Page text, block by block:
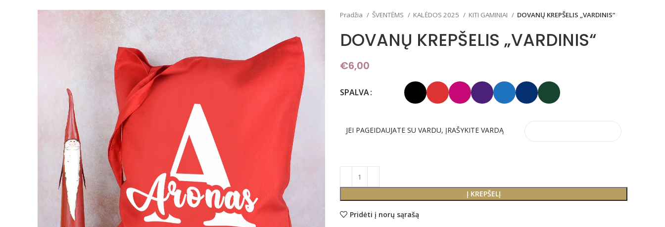
Pradžia ŠVENTĖMS KALĖDOS 2025 KITI GAMINIAI DOVANŲ KREPŠELIS „VARDINIS“
DOVANŲ KREPŠELIS „VARDINIS“
€6,00
SPALVA
JEI PAGEIDAUJATE SU VARDU, ĮRAŠYKITE VARDĄ
Į KREPŠELĮ
Pridėti į norų sąrašą